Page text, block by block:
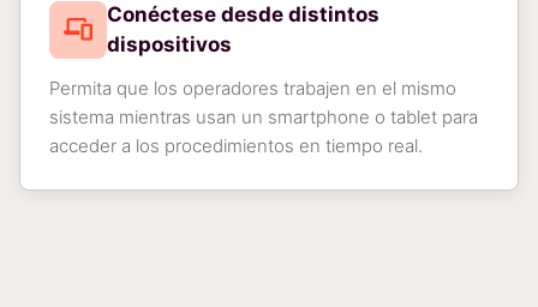
Conéctese desde distintos
dispositivos
Permita que los operadores trabajen en el mismo
sistema mientras usan un smartphone o tablet para
acceder a los procedimientos en tiempo real.